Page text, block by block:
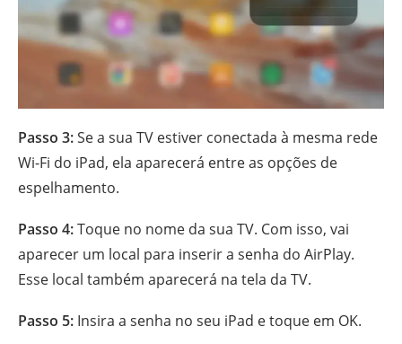
Passo 3:Se a sua TV estiver conectada à mesma rede
Wi-Fi do iPad, ela aparecerá entre as opções de
espelhamento.
Passo 4:Toque no nome da sua TV. Com isso, vai
aparecer um local para inserir a senha do AirPlay.
Esse local também aparecerá na tela da TV.
Passo 5: Insira a senha no seu iPad e toque em OK.